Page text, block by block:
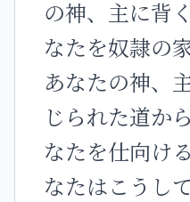
の神、主に背
なたを奴隷の
あなたの神、
じられた道か
なたを仕向け
なたはこうし